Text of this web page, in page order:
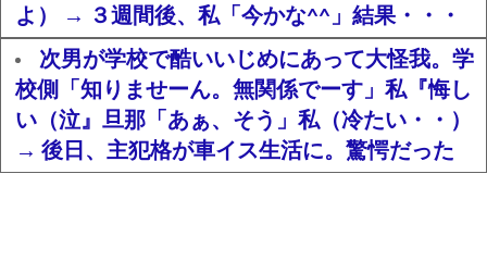
よ） → ３週間後、私「今かな^^」結果・・・
次男が学校で酷いいじめにあって大怪我。学
校側「知りませーん。無関係でーす」私『悔し
い（泣』旦那「あぁ、そう」私（冷たい・・）
→ 後日、主犯格が車イス生活に。驚愕だった